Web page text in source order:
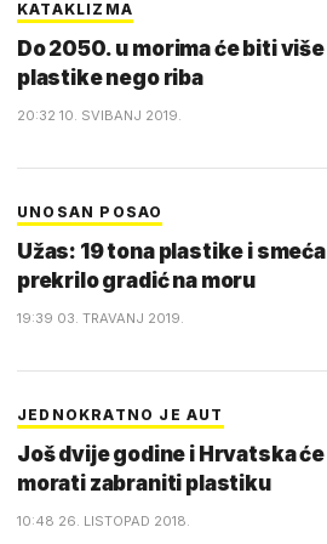
KATAKLIZMA
Do 2050. u morima će biti više
plastike nego riba
20:32 10. SVIBANJ 2019.
UNOSAN POSAO
Užas: 19 tona plastike i smeća
prekrilo gradić na moru
19:39 03. TRAVANJ 2019.
JEDNOKRATNO JE AUT
Još dvije godine i Hrvatska će
morati zabraniti plastiku
10:48 26. LISTOPAD 2018.